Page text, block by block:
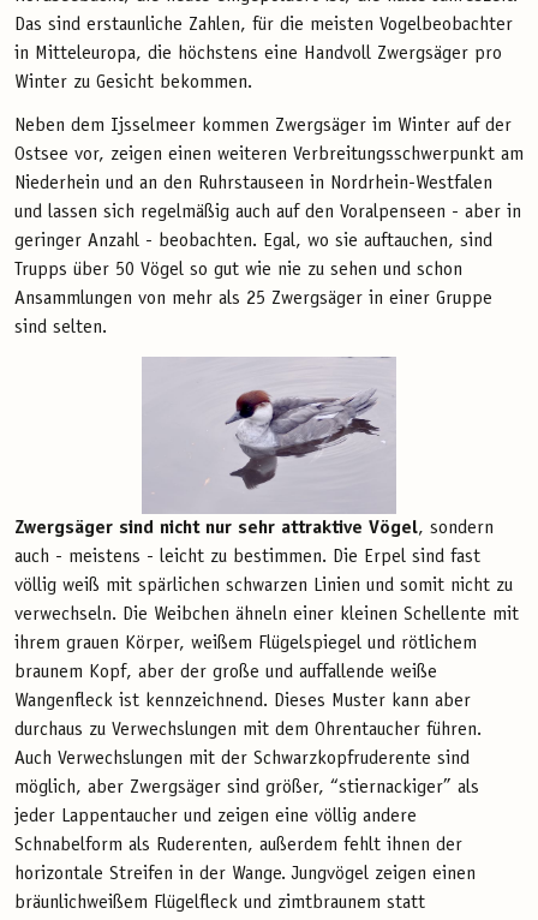
Das sind erstaunliche Zahlen, für die meisten Vogelbeobachter
in Mitteleuropa, die höchstens eine Handvoll Zwergsäger pro
Winter zu Gesicht bekommen.
Neben dem Ijsselmeer kommen Zwergsäger im Winter auf der
Ostsee vor, zeigen einen weiteren Verbreitungsschwerpunkt am
Niederhein und an den Ruhrstauseen in Nordrhein-Westfalen
und lassen sich regelmäßig auch auf den Voralpenseen - aber in
geringer Anzahl - beobachten. Egal, wo sie auftauchen, sind
Trupps über 50 Vögel so gut wie nie zu sehen und schon
Ansammlungen von mehr als 25 Zwergsäger in einer Gruppe
sind selten.
Zwergsäger sind nicht nur sehr attraktive Vögel, sondern
auch - meistens - leicht zu bestimmen. Die Erpel sind fast
völlig weiß mit spärlichen schwarzen Linien und somit nicht zu
verwechseln. Die Weibchen ähneln einer kleinen Schellente mit
ihrem grauen Körper, weißem Flügelspiegel und rötlichem
braunem Kopf, aber der große und auffallende weiße
Wangenfleck ist kennzeichnend. Dieses Muster kann aber
durchaus zu Verwechslungen mit dem Ohrentaucher führen.
Auch Verwechslungen mit der Schwarzkopfruderente sind
möglich, aber Zwergsäger sind größer, “stiernackiger” als
jeder Lappentaucher und zeigen eine völlig andere
Schnabelform als Ruderenten, außerdem fehlt ihnen der
horizontale Streifen in der Wange. Jungvögel zeigen einen
bräunlichweißem Flügelfleck und zimtbraunem statt